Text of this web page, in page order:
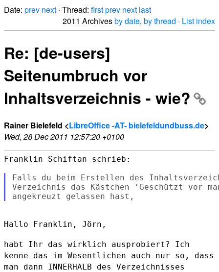
Date: prev next · Thread: firstprev next last
2011 Archivesby date, by thread · List index
Re: [de-users]
Seitenumbruch vor
Inhaltsverzeichnis - wie?
Rainer Bielefeld <LibreOffice -AT- bielefeldundbuss.de>
Wed, 28 Dec 2011 12:57:20 +0100
Franklin Schiftan schrieb:
Falls du beim Erstellen des
Verzeichnis das Kästchen 'Geschützt vor
Hallo Franklin, Jörn,
habt Ihr das wirklich ausprobiert? Ich
kenne das im Wesentlichen auch nur so, dass
man dann INNERHALB des Verzeichnisses